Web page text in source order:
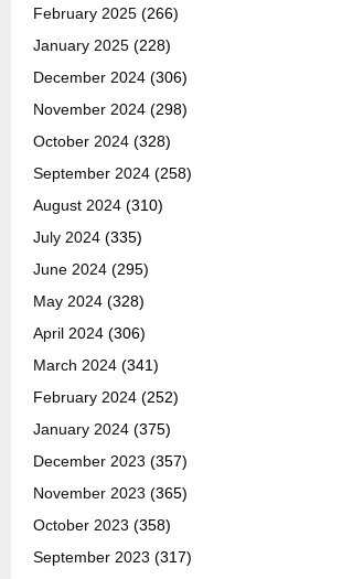
February 2025 (266)
January 2025 (228)
December 2024 (306)
November 2024 (298)
October 2024 (328)
September 2024 (258)
August 2024 (310)
July 2024 (335)
June 2024 (295)
May 2024 (328)
April 2024 (306)
March 2024 (341)
February 2024 (252)
January 2024 (375)
December 2023 (357)
November 2023 (365)
October 2023 (358)
September 2023 (317)